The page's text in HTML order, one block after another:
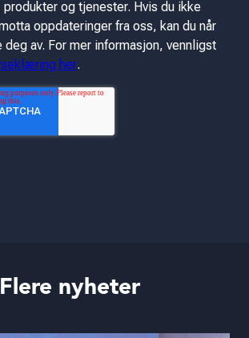
Flere nyheter